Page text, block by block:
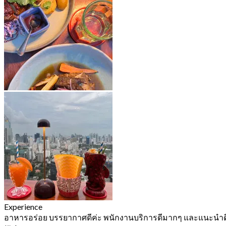
Experience
อาหารอร่อย บรรยากาศดีค่ะ พนักงานบริการดีมากๆ และแนะนำ